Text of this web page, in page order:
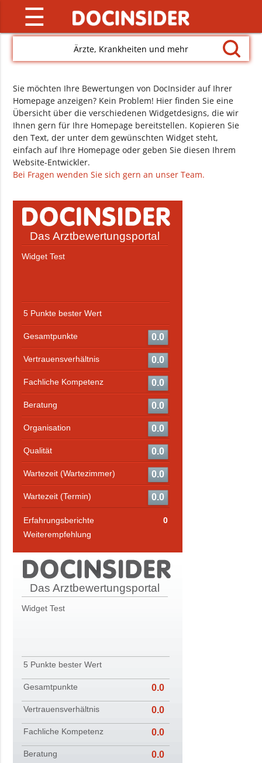
☰
Ärzte, Krankheiten und mehr
Sie möchten Ihre Bewertungen von DocInsider auf Ihrer
Homepage anzeigen? Kein Problem! Hier finden Sie eine
Übersicht über die verschiedenen Widgetdesigns, die wir
Ihnen gern für Ihre Homepage bereitstellen. Kopieren Sie
den Text, der unter dem gewünschten Widget steht,
einfach auf Ihre Homepage oder geben Sie diesen Ihrem
Website-Entwickler.
Bei Fragen wenden Sie sich gern an unser Team.